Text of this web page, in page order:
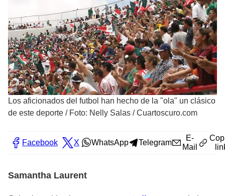
Los aficionados del futbol han hecho de la "ola" un clásico
de este deporte / Foto: Nelly Salas / Cuartoscuro.com
Facebook X WhatsApp Telegram
E-
Mail
Samantha Laurent